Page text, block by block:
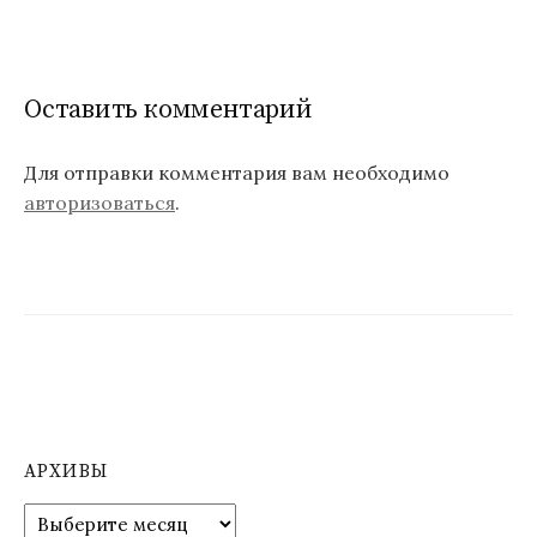
а
и
и
Оставить комментарий
Для отправки комментария вам необходимо
авторизоваться.
АРХИВЫ